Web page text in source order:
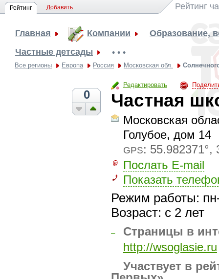
Рейтинг Добавить Рейтинг
Главная Компании
Образование,
Частные детсады
• • •
Все регионы Европа Россия Московская обл.
Редактировать
0 Частная
Московская
Голубое, дом 14
GPS: 55.982371°,
Послать E-mail
Показать
Режим работы:
Возраст: с 2 лет
–
Страницы в
http://wsoglasie.ru
–
Участвует в